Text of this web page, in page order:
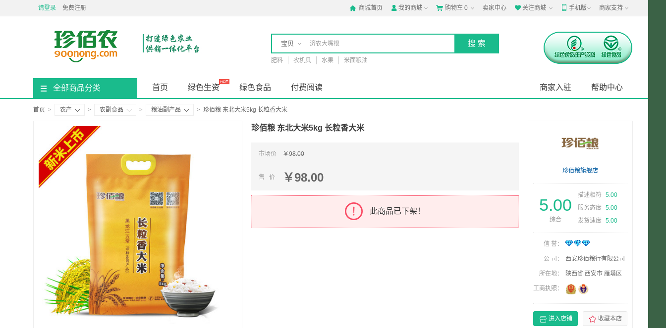
请登录 免费注册  商城首页  我的商城  购物车 0 卖家中心 关注商城 手机版 商家支持
宝贝
店铺
肥料 农机具 水果 米面粮油
全部商品分类 首页 绿色生资 绿色食品 帮助中心
商家入驻
付费阅读
首页 > 农产 > 农副食品 > 粮油副产品 > 珍佰粮 东北大米5kg 长粒香大米
珍佰粮 东北大米5kg 长粒香大米
市场价 ￥98.00
售 价 ￥98.00
此商品已下架！
珍佰粮旗舰店
5.00
综合
描述相符 5.00
服务态度
5.00
发货速度
5.00
信 誉：
公 司： 西安珍佰粮行有限公司
所在地： 陕西省 西安市 雁塔区
工商执照：
 进入店铺  收藏本店